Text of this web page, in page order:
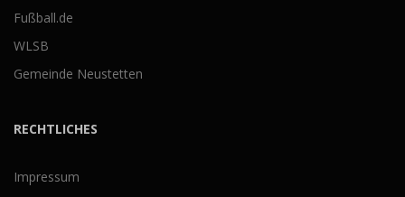
Fußball.de
WLSB
Gemeinde Neustetten
RECHTLICHES
Impressum